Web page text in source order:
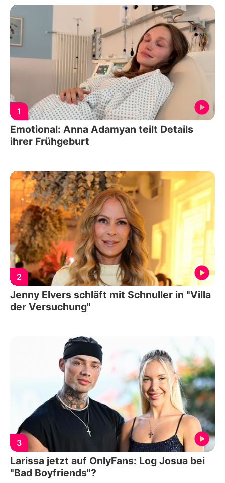
1
Emotional: Anna Adamyan teilt Details
ihrer Frühgeburt
2
Jenny Elvers schläft mit Schnuller in "Villa
der Versuchung"
3
Larissa jetzt auf OnlyFans: Log Josua bei
"Bad Boyfriends"?